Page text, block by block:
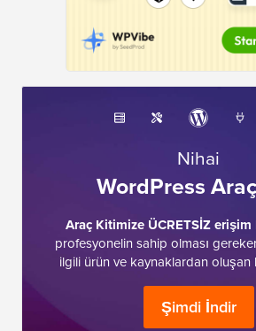
Nihai
WordPress
Araç Kitimize ÜCRETSİZ erişim
profesyonelin sahip olması
ilgili ürün ve kaynaklardan
Şimdi İndir